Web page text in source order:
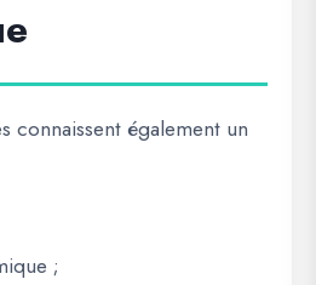
connaissent également un
;